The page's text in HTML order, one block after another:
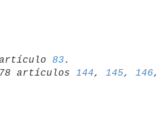
artículo 83
artículos 144, 145, 146